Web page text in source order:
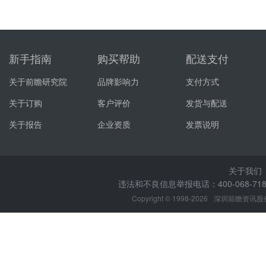
新手指南
关于前瞻研究院
关于订购
关于报告
购买帮助
品牌影响力
客户评价
企业资质
配送支付
支付方式
发货与配送
发票说明
关于我们
违法和不良信息举报电话：400-068-
Copyright © 1998-2026 深圳前瞻资讯股